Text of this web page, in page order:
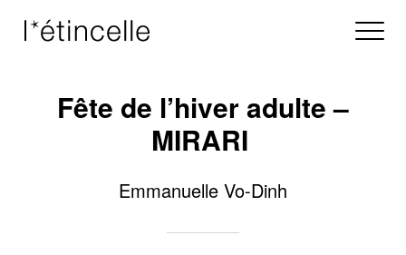
Fête de l’hiver adulte –
MIRARI
Emmanuelle Vo-Dinh